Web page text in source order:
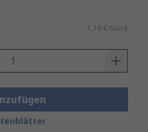
1,18 €/Stück